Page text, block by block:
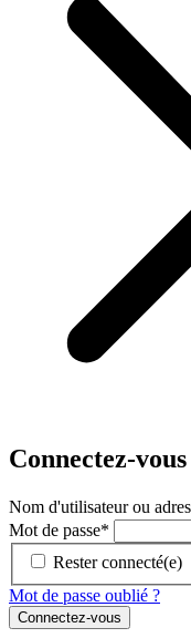
Connectez-
Nom d'utilisateur ou
Mot de passe*
Rester connecté(e)
Mot de passe oublié ?
Connectez-vous